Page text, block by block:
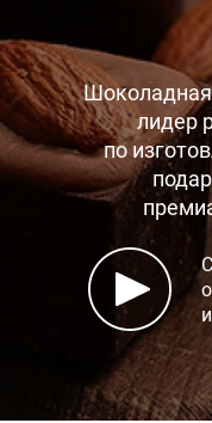
лидер
по